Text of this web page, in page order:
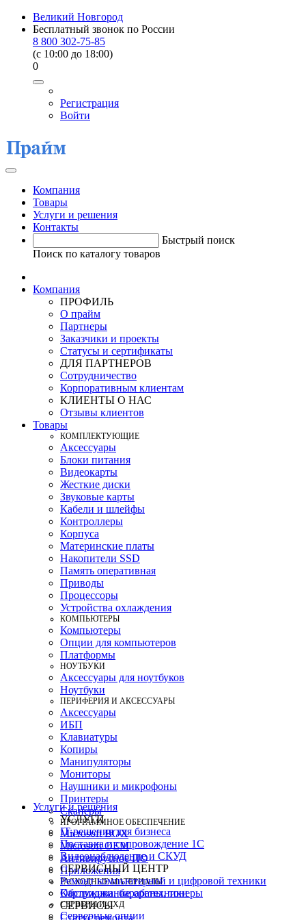
Великий Новгород
Бесплатный звонок по России
8 800 302-75-85
(c 10:00 до 18:00)
0
Регистрация
Войти
Компания
Товары
Услуги и решения
Контакты
Быстрый поиск
Поиск по каталогу товаров
Компания
ПРОФИЛЬ
О прайм
Партнеры
Заказчики и проекты
Статусы и сертификаты
ДЛЯ ПАРТНЕРОВ
Сотрудничество
Корпоративным клиентам
КЛИЕНТЫ О НАС
Отзывы клиентов
Товары
КOМПЛЕКТУЮЩИЕ
Аксессуары
Блоки питания
Видеокарты
Жесткие диски
Звуковые карты
Кабели и шлейфы
Контроллеры
Корпуса
Материнские платы
Накопители SSD
Память оперативная
Приводы
Процессоры
Устройства охлаждения
КОМПЬЮТЕРЫ
Компьютеры
Опции для компьютеров
Платформы
НОУТБУКИ
Аксессуары для ноутбуков
Ноутбуки
ПЕРИФЕРИЯ И АКСЕССУАРЫ
Аксессуары
ИБП
Клавиатуры
Копиры
Манипуляторы
Мониторы
Наушники и микрофоны
Принтеры
Сканеры
ПРОГРАММНОЕ ОБЕСПЕЧЕНИЕ
Microsoft BOX
Microsoft OEM
Антивирусное ПО
Приложения
РАСХОДНЫЕ МАТЕРИАЛЫ
Картриджи, барабаны, тонеры
СЕРВЕРЫ И СХД
Серверные опции
Услуги и решения
УСЛУГИ
IT-решения для бизнеса
Поставка и сопровождение 1C
Видеонаблюдение и СКУД
СЕРВИСНЫЙ ЦЕНТР
Ремонт компьютерной и цифровой техники
Обслуживание оргтехники
СЕРВИСЫ
Статус ремонта